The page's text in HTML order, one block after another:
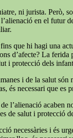
ni jurista. Però,
en el futur
que hi hagi una
d’afecte? La
i protecció dels
i de la salut
és necessari que
l’alienació acaben
de salut i protecció
necessàries i és